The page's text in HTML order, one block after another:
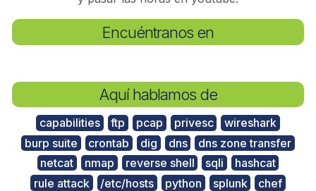
Encuéntranos en
Aquí hablamos de
capabilities ftp pcap privesc
wireshark
burp suite
crontab dig dns
dns zone transfer
netcat
nmap reverse shell sqli
hashcat
rule attack
/etc/hosts python splunk
chef